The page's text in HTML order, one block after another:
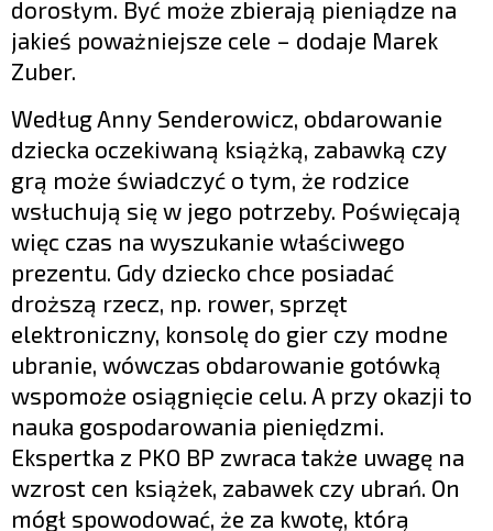
dorosłym. Być może zbierają pieniądze na
jakieś poważniejsze cele – dodaje Marek
Zuber.
Według Anny Senderowicz, obdarowanie
dziecka oczekiwaną książką, zabawką czy
grą może świadczyć o tym, że rodzice
wsłuchują się w jego potrzeby. Poświęcają
więc czas na wyszukanie właściwego
prezentu. Gdy dziecko chce posiadać
droższą rzecz, np. rower, sprzęt
elektroniczny, konsolę do gier czy modne
ubranie, wówczas obdarowanie gotówką
wspomoże osiągnięcie celu. A przy okazji to
nauka gospodarowania pieniędzmi.
Ekspertka z PKO BP zwraca także uwagę na
wzrost cen książek, zabawek czy ubrań. On
mógł spowodować, że za kwotę, którą